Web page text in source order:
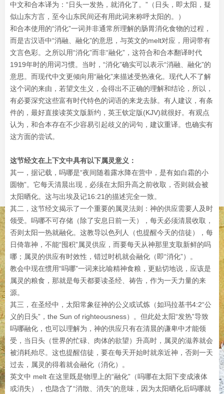
中文和合本译为：“日头一发热，就消化了。”（日头，即太阳，疑
似山东方言，至今山东民间还有用此词来称呼太阳的。）
和合本使用的“消化”一词并非通常所理解的肠胃消化食物的过程，
而是古汉语中“消融、融化”的意思，与英文的melt对应，用词带有
文言色彩。之所以用“消化”而非“融化”，这符合和合本翻译时代
1919年时的用词习惯。当时，“消化”确实可以表示“消融、融化”的
意思。而现代中文更倾向用“融化”来描述受热液化。现代人不了解
这个词的来由，若望文生义，会得出不正确的理解和结论，所以，
有必要深究这些富有时代特色的词语的来龙去脉。有人建议，有条
件的，最好直接读英文版新约，英王钦定版(KJV)就很好。有观点
认为，和合本存在不少容易引起歧义的词句，建议重译。也确实有
这方面的尝试。
这节经文在上下文中具有以下属灵意义：
其一，据记载，吗哪是“夜间随着露水降在营中，是有如白霜的小
圆物”。它每天清晨出现，必须在太阳升高之前收取，否则就会被
太阳晒化。这与出埃及记16:21的描述完全一致。
其二，这节经文揭示了一个重要的属灵法则：神的供应需要人及时
领受。吗哪不可存储（除了安息日前一天），每天必须清晨收取，
否则太阳一热就融化。这教导以色列人（也提醒今天的信徒），每
日倚靠神，不能“囤积”属灵供应，而要每天从神那里支取新鲜的吗
哪；属灵的供应有时效性，错过时机就会融化（即“消化”）。
教会中现在惯用“吗哪”一词来比喻精神食粮，更贴切地说，应该是
属灵的粮食，那就是每天都要读圣经、祷告，作为一天力量的来
源。
其三，在圣经中，太阳常象征神的公义或试炼（如玛拉基书4:2“公
义的日头”，the Sun of righteousness）。但此处太阳“发热”导致
吗哪融化，也可以理解为，神的供应只有在清晨的谦卑中才能领
受，当日头（世界的忙碌、肉体的欲望）升高时，属灵的滋养就会
被消耗殆尽。这也提醒信徒，要在每天开始时就亲近神，否则一天
过去，属灵的得着就会融化（消化）。
英文中 melt 在这里既是物理上的“融化”（吗哪在太阳下变成液体
或消失），也隐含了“消散、消失”的意味，因为太阳晒化后吗哪就